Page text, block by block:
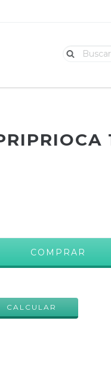
CALCULAR